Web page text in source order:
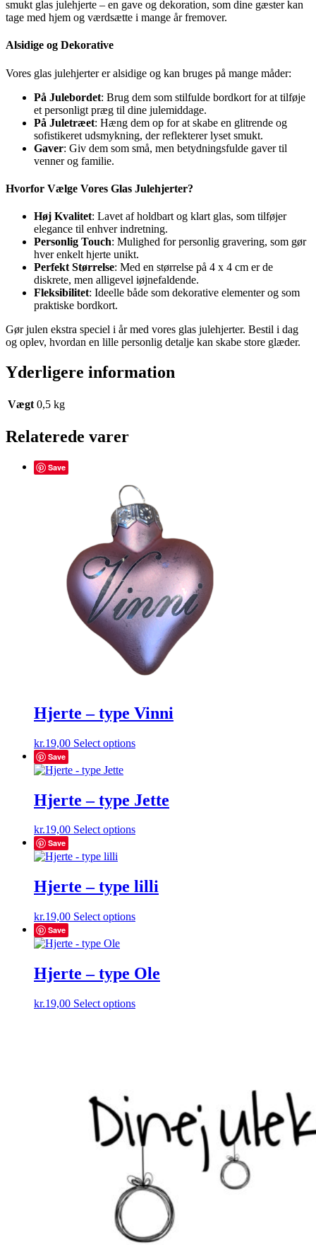
smukt glas julehjerte – en gave og dekoration, som dine gæster kan
tage med hjem og værdsætte i mange år fremover.
Alsidige og Dekorative
Vores glas julehjerter er alsidige og kan bruges på mange måder:
På Julebordet: Brug dem som stilfulde bordkort for at tilføje
et personligt præg til dine julemiddage.
På Juletræet: Hæng dem op for at skabe en glitrende og
sofistikeret udsmykning, der reflekterer lyset smukt.
Gaver: Giv dem som små, men betydningsfulde gaver til
venner og familie.
Hvorfor Vælge Vores Glas Julehjerter?
Høj Kvalitet: Lavet af holdbart og klart glas, som tilføjer
elegance til enhver indretning.
Personlig Touch: Mulighed for personlig gravering, som gør
hver enkelt hjerte unikt.
Perfekt Størrelse: Med en størrelse på 4 x 4 cm er de
diskrete, men alligevel iøjnefaldende.
Fleksibilitet: Ideelle både som dekorative elementer og som
praktiske bordkort.
Gør julen ekstra speciel i år med vores glas julehjerter. Bestil i dag
og oplev, hvordan en lille personlig detalje kan skabe store glæder.
Yderligere information
Vægt 0,5 kg
Relaterede varer
Save
Hjerte – type Vinni
kr.19,00 Select options
Save
Hjerte – type Jette
kr.19,00 Select options
Save
Hjerte – type lilli
kr.19,00 Select options
Save
Hjerte – type Ole
kr.19,00 Select options